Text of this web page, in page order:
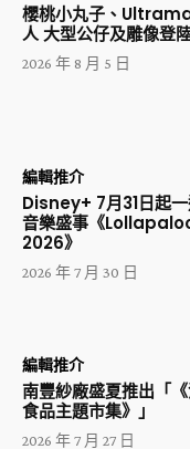
櫻桃小丸子、
人 大型公仔及雕像登
2026 年 8 月 5 日
編輯推介
Disney+ 7月31日起
音樂盛事《
2026》
2026 年 7 月 30 日
編輯推介
南豐紗廠盛夏推出「《
食品主題市集》」
2026 年 7 月 27 日